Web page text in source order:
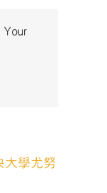
Your
大學尤努